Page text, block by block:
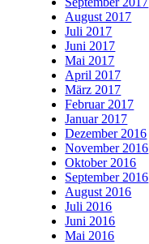
August 2017
Juli 2017
Juni 2017
Mai 2017
April 2017
März 2017
Februar 2017
Januar 2017
Dezember 2016
November 2016
Oktober 2016
September 2016
August 2016
Juli 2016
Juni 2016
Mai 2016